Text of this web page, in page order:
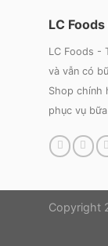
LC
LC Foods -
và vẫn có
Shop chính
phục vụ
Copyright